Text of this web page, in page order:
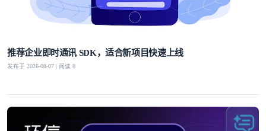
推荐企业即时通讯 SDK，适合新项目快速上线
发布于 2026-08-07 | 阅读 8